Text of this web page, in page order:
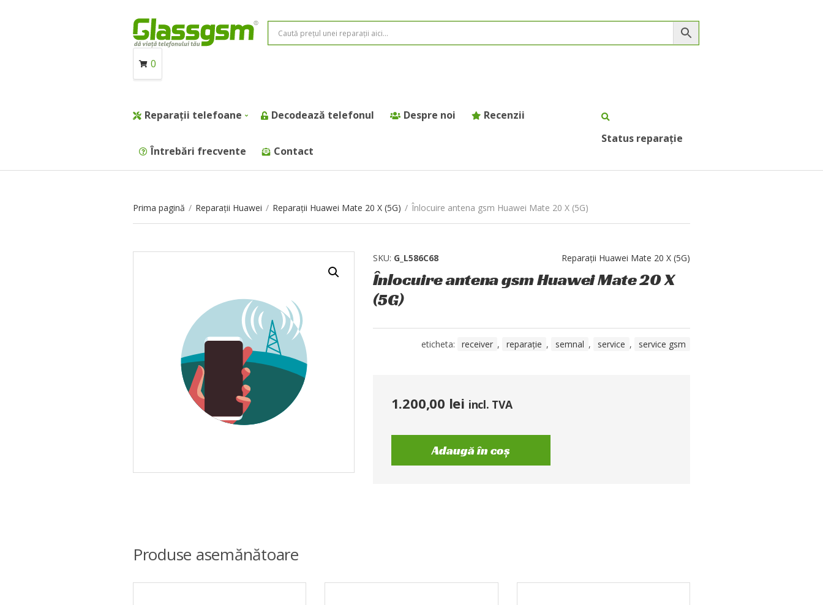
0
Reparații telefoane Decodează telefonul Despre noi Recenzii
Întrebări frecvente Contact
Status reparație
Prima pagină / Reparații Huawei / Reparații Huawei Mate 20 X (5G) / Înlocuire antena gsm Huawei Mate 20 X (5G)
SKU: G_L586C68 Reparații Huawei Mate 20 X (5G)
Înlocuire antena gsm Huawei Mate 20 X
(5G)
eticheta: receiver , reparație , semnal , service , service gsm
1.200,00 lei incl. TVA
Adaugă în coș
Produse asemănătoare